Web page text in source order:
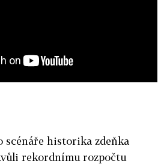
scénáře historika zdeňka
rekordnímu rozpočtu